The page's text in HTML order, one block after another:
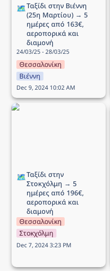
🗺️Ταξίδι στην Βιέννη
(25η Μαρτίου) → 5
ημέρες από 163€,
αεροπορικά και
διαμονή
24/03/25 - 28/03/25
Θεσσαλονίκη
Βιέννη
Dec 9, 2024 10:02 AM
Ταξίδι στην Στοκχόλμη →
🗺️Ταξίδι στην
Στοκχόλμη → 5
ημέρες από 196€,
αεροπορικά και
διαμονή
Θεσσαλονίκη
Στοκχόλμη
Dec 7, 2024 3:23 PM